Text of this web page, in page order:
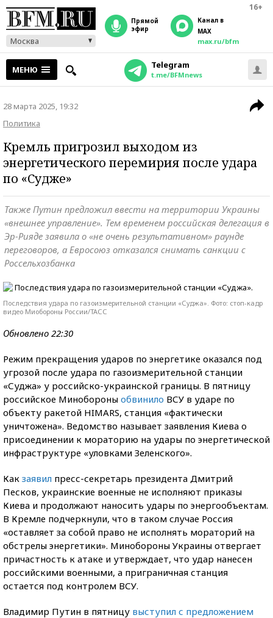
16+
Москва
прямой
эфир
Канал в
MAX
max.ru/bfm
МЕНЮ Telegram
t.me/BFMnews
28 марта 2025, 19:32
Политика
Кремль пригрозил выходом из
энергетического перемирия после удара
по «Судже»
Также Путин предложил ввести на территории Украины
«внешнее управление». Тем временем российская делегация в
Эр-Рияде заявила о «не очень результативном» раунде
переговоров, а Евросоюз отказался снимать санкции с
Россельхозбанка
Последствия удара по газоизмерительной станции «Суджа». Фото: стоп-кадр
видео Миобороны России/ТАСС
Обновлено 22:30
Режим прекращения ударов по энергетике оказался под
угрозой после удара по газоизмерительной станции
«Суджа» у российско-украинской границы. В пятницу
российское Минобороны обвинило ВСУ в ударе по
объекту ракетой HIMARS, станция «фактически
уничтожена». Ведомство называет заявления Киева о
присоединении к мораторию на удары по энергетической
инфраструктуре «уловками Зеленского».
Как заявил пресс-секретарь президента Дмитрий
Песков, украинские военные не исполняют приказы
Киева и продолжают наносить удары по энергообъектам.
В Кремле подчеркнули, что в таком случае Россия
«оставляет за собой право не исполнять мораторий на
обстрелы энергетики». Минобороны Украины отвергает
причастность к атаке и утверждает, что удар нанесен
российскими военными, а приграничная станция
остается под контролем ВСУ.
Владимир Путин в пятницу выступил с предложением